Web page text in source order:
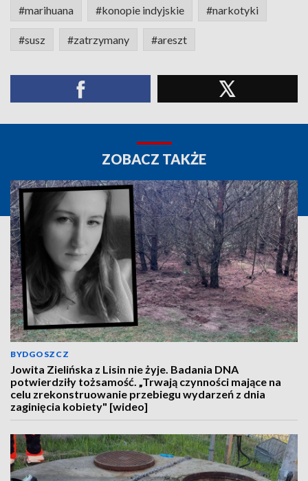
#marihuana #konopie indyjskie #narkotyki
#susz #zatrzymany #areszt
ZOBACZ TAKŻE
BYDGOSZCZ
Jowita Zielińska z Lisin nie żyje. Badania DNA
potwierdziły tożsamość. „Trwają czynności mające na
celu zrekonstruowanie przebiegu wydarzeń z dnia
zaginięcia kobiety" [wideo]